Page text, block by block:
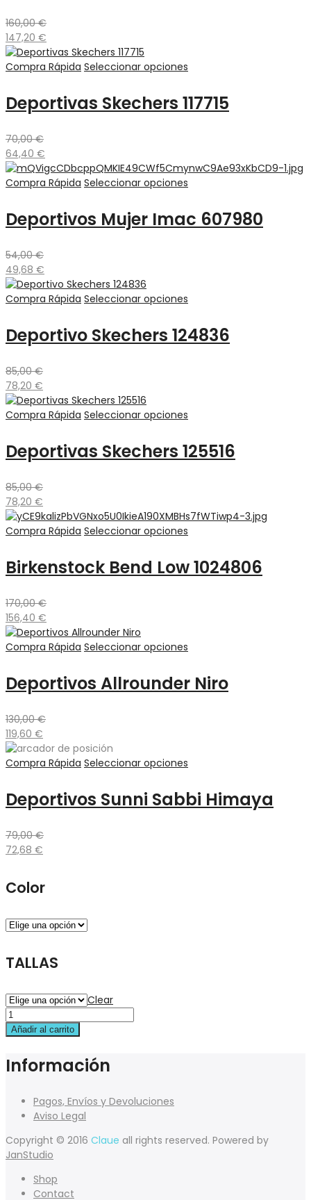
160,00€
147,20 €
Compra Rápida Seleccionar opciones
Deportivas Skechers 117715
70,00€
64,40 €
Compra Rápida Seleccionar opciones
Deportivos Mujer Imac 607980
54,00€
49,68 €
Compra Rápida Seleccionar opciones
Deportivo Skechers 124836
85,00€
78,20 €
Compra Rápida Seleccionar opciones
Deportivas Skechers 125516
85,00€
78,20 €
Compra Rápida Seleccionar opciones
Birkenstock Bend Low 1024806
170,00€
156,40 €
Compra Rápida Seleccionar opciones
Deportivos Allrounder Niro
130,00€
119,60 €
Compra Rápida Seleccionar opciones
Deportivos Sunni Sabbi Himaya
79,00€
72,68 €
Color
TALLAS
Clear
Añadir al carrito
Información
Pagos, Envíos y Devoluciones
Aviso Legal
Copyright © 2016 Claue all rights reserved. Powered by
JanStudio
Shop
Contact